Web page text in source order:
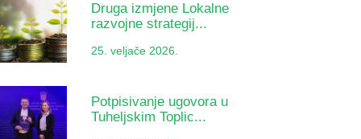
Druga izmjene Lokalne
razvojne strategij...
25. veljače 2026.
Potpisivanje ugovora u
Tuheljskim Toplic...